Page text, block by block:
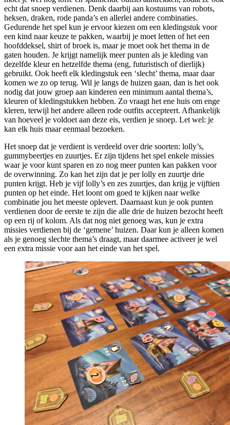
echt dat snoep verdienen. Denk daarbij aan kostuums van robots,
heksen, draken, rode panda’s en allerlei andere combinaties.
Gedurende het spel kun je ervoor kiezen om een kledingstuk voor
een kind naar keuze te pakken, waarbij je moet letten of het een
hoofddeksel, shirt of broek is, maar je moet ook het thema in de
gaten houden. Je krijgt namelijk meer punten als je kleding van
dezelfde kleur en hetzelfde thema (eng, futuristisch of dierlijk)
gebruikt. Ook heeft elk kledingstuk een ‘slecht’ thema, maar daar
komen we zo op terug. Wil je langs de huizen gaan, dan is het ook
nodig dat jouw groep aan kinderen een minimum aantal thema’s,
kleuren of kledingstukken hebben. Zo vraagt het ene huis om enge
kleren, terwijl het andere alleen rode outfits accepteert. Afhankelijk
van hoeveel je voldoet aan deze eis, verdien je snoep. Let wel: je
kan elk huis maar eenmaal bezoeken.
Het snoep dat je verdient is verdeeld over drie soorten: lolly’s,
gummybeertjes en zuurtjes. Er zijn tijdens het spel enkele missies
waar je voor kunt sparen en zo nog meer punten kan pakken voor
de overwinning. Zo kan het zijn dat je per lolly en zuurtje drie
punten krijgt. Heb je vijf lolly’s en zes zuurtjes, dan krijg je vijftien
punten op het einde. Het loont om goed te kijken naar welke
combinatie jou het meeste oplevert. Daarnaast kun je ook punten
verdienen door de eerste te zijn die alle drie de huizen bezocht heeft
op een rij of kolom. Als dat nog niet genoeg was, kun je extra
missies verdienen bij de ‘gemene’ huizen. Daar kun je alleen komen
als je genoeg slechte thema’s draagt, maar daarmee activeer je wel
een extra missie voor aan het einde van het spel.